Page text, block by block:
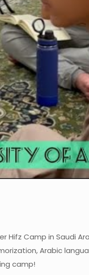
Hifz Camp in Saudi
Arabic
camp!